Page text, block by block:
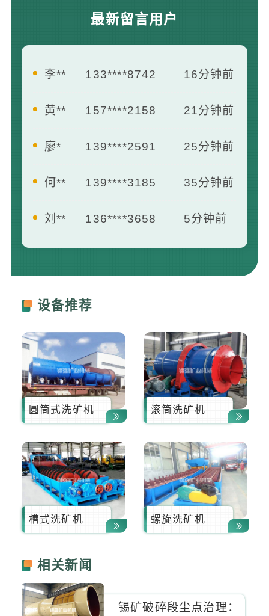
最新留言用户
李** 133****8742 16分钟前
黄** 157****2158 21分钟前
廖* 139****2591 25分钟前
何** 139****3185 35分钟前
刘** 136****3658 5分钟前
设备推荐
圆筒式洗矿机 滚筒洗矿机
槽式洗矿机 螺旋洗矿机
相关新闻
锡矿破碎段尘点治理：